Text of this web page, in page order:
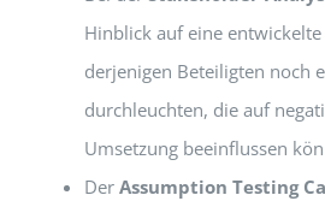
Hinblick auf eine
derjenigen Beteiligten noch
durchleuchten, die auf
Umsetzung beeinflussen
Der Assumption Testing